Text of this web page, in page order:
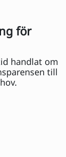
för
handlat om
till